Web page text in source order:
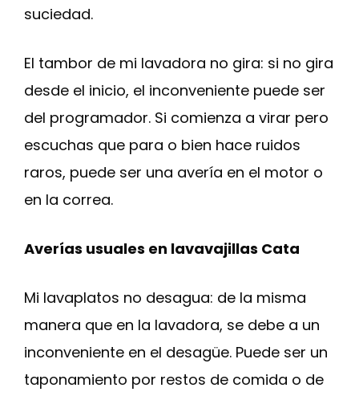
suciedad.
El tambor de mi lavadora no gira: si no gira
desde el inicio, el inconveniente puede ser
del programador. Si comienza a virar pero
escuchas que para o bien hace ruidos
raros, puede ser una avería en el motor o
en la correa.
Averías usuales en lavavajillas Cata
Mi lavaplatos no desagua: de la misma
manera que en la lavadora, se debe a un
inconveniente en el desagüe. Puede ser un
taponamiento por restos de comida o de